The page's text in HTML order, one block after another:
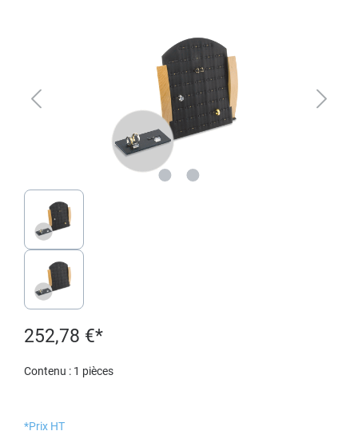
252,78 €*
Contenu : 1 pièces
*Prix HT